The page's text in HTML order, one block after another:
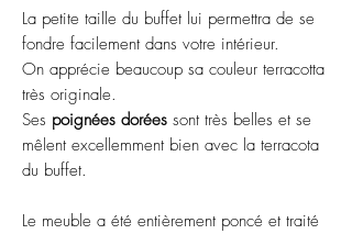
La petite taille du buffet lui permettra de se
fondre facilement dans votre intérieur.
On apprécie beaucoup sa couleur terracotta
très originale.
Ses poignées dorées sont très belles et se
mêlent excellemment bien avec la terracota
du buffet.
Le meuble a été entièrement poncé et traité